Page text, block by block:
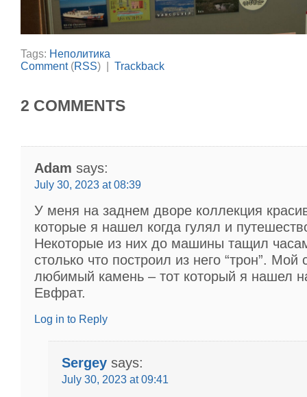
Tags: Неполитика
Comment(RSS) | Trackback
2 COMMENTS
Adam says:
July 30, 2023 at 08:39
У меня на заднем дворе коллекция
которые я нашел когда гулял и
Некоторые из них до машины тащил
столько что построил из него “трон”. Мой
любимый камень – тот который я нашел
Евфрат.
Log in to Reply
Sergey says:
July 30, 2023 at 09:41